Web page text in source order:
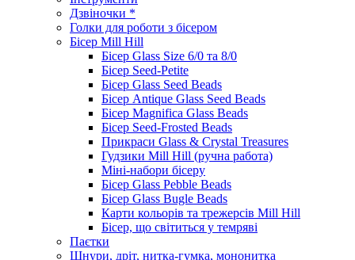
Дзвіночки *
Голки для роботи з бісером
Бісер Mill Hill
Бісер Glass Size 6/0 та 8/0
Бісер Seed-Petite
Бісер Glass Seed Beads
Бісер Antique Glass Seed Beads
Бісер Magnifica Glass Beads
Бісер Seed-Frosted Beads
Прикраси Glass & Crystal Treasures
Гудзики Mill Hill (ручна работа)
Міні-набори бісеру
Бісер Glass Pebble Beads
Бісер Glass Bugle Beads
Карти кольорів та трежерсів Mill Hill
Бісер, що світиться у темряві
Паєтки
Шнури, дріт, нитка-гумка, мононитка